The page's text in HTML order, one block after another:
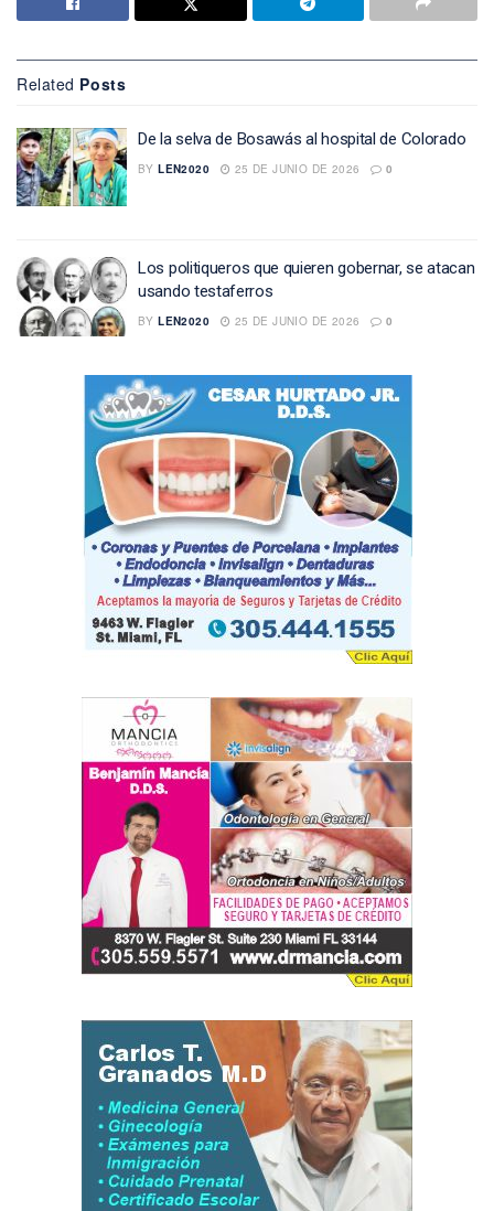
Related Posts
De la selva de Bosawás al hospital de Colorado
BY LEN2020 25 DE JUNIO DE 2026 0
Los politiqueros que quieren gobernar, se atacan
usando testaferros
BY LEN2020 25 DE JUNIO DE 2026 0